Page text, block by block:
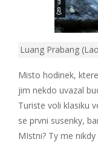
Luang Prabang
Misto hodinek,
jim nekdo uvazal
Turiste voli klasiku
se prvni susenky,
MIstni? Ty me